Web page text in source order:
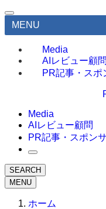
MENU
Media
AIレビュー顧問
PR記事・スポ
Media
AIレビュー顧問
PR記事・スポン
SEARCH
MENU
ホーム